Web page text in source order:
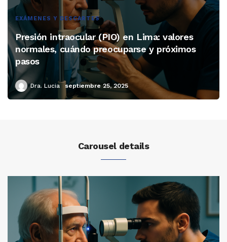
EXÁMENES Y DESCARTES
Presión intraocular (PIO) en Lima: valores
normales, cuándo preocuparse y próximos
pasos
Dra. Lucia septiembre 25, 2025
Carousel details